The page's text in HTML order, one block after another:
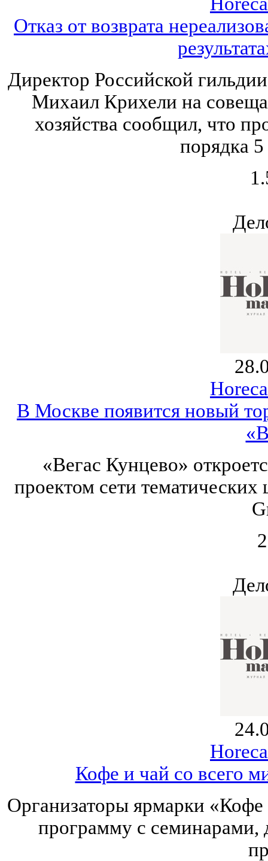
Отказ от возврата
Директор Российской
Михаил Крихели на
хозяйства сообщил, что
порядка
В Москве появится новый
«Вегас Кунцево»
проектом сети
Кофе и чай со всего
Организаторы ярмарки
программу с